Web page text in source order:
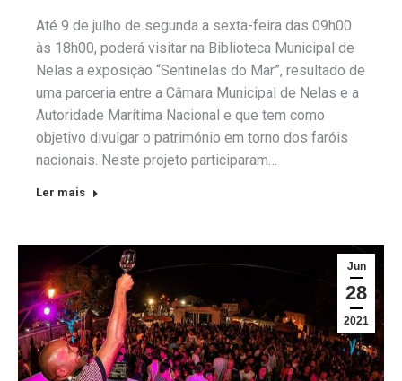
Até 9 de julho de segunda a sexta-feira das 09h00
às 18h00, poderá visitar na Biblioteca Municipal de
Nelas a exposição “Sentinelas do Mar”, resultado de
uma parceria entre a Câmara Municipal de Nelas e a
Autoridade Marítima Nacional e que tem como
objetivo divulgar o património em torno dos faróis
nacionais. Neste projeto participaram…
Ler mais
Jun
28
2021